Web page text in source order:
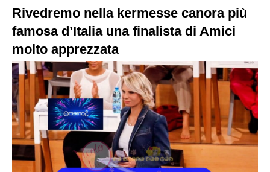
Rivedremo nella kermesse canora più
famosa d’Italia una finalista di Amici
molto apprezzata